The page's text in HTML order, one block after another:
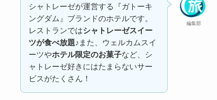
編集部
シャトレーゼが運営する『ガトーキ
ングダム』ブランドのホテルです。
レストランではシャトレーゼスイー
ツが食べ放題♪ また、ウェルカムスイ
ーツやホテル限定のお菓子など、シ
ャトレーゼ好きにはたまらないサー
ビスがたくさん！